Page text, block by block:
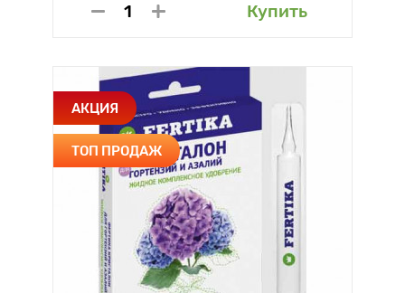
Купить
АКЦИЯ
ТОП ПРОДАЖ